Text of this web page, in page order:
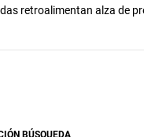
retroalimentan alza de